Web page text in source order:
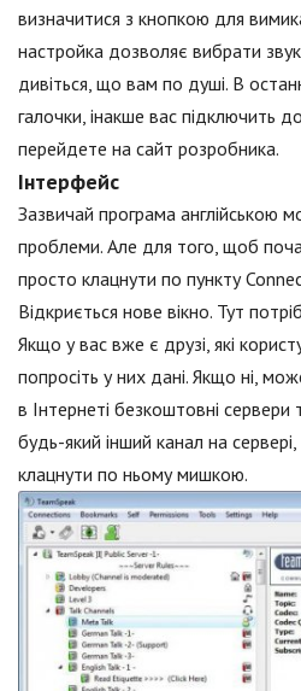
визначитися з кнопкою для
настройка дозволяє вибрати
дивіться, що вам по душі. В
галочки, інакше вас підключить
перейдете на сайт розробника.
Інтерфейс
Зазвичай програма англійською
проблеми. Але для того, щоб
просто клацнути по пункту
Відкриється нове вікно. Тут
Якщо у вас вже є друзі, які
попросіть у них дані. Якщо ні,
в Інтернеті безкоштовні
будь-який інший канал на
клацнути по ньому мишкою.